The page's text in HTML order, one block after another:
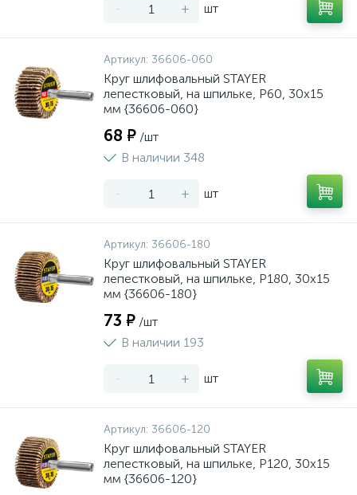
- + шт
Артикул: 36606-060
Круг шлифовальный STAYER
лепестковый, на шпильке, P60, 30х15
мм {36606-060}
68 ₽ /шт
В наличии 348
- + шт
Артикул: 36606-180
Круг шлифовальный STAYER
лепестковый, на шпильке, P180, 30х15
мм {36606-180}
73 ₽ /шт
В наличии 193
- + шт
Артикул: 36606-120
Круг шлифовальный STAYER
лепестковый, на шпильке, P120, 30х15
мм {36606-120}